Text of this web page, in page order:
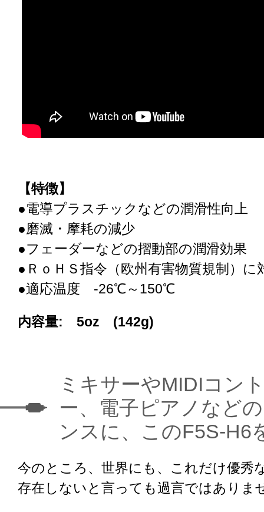
【特徴】
●電導プラスチックなどの潤滑性向上
●磨滅・摩耗の減少
●フェーダーなどの摺動部の潤滑効果
●ＲｏＨＳ指令（欧州有害物質規制）に
●適応温度 -26℃～150℃
内容量: 5oz (142g)
ミキサーやMIDIコン
ー、電子ピアノなど
ンスに、このF5S-H6
今のところ、世界にも、これだけ優秀
存在しないと言っても過言ではありま